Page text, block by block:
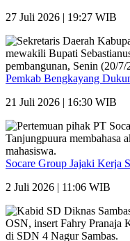
27 Juli 2026 | 19:27 WIB
Pemkab Bengkayang
21 Juli 2026 | 16:30 WIB
Socare Group Jajaki Kerja
2 Juli 2026 | 11:06 WIB